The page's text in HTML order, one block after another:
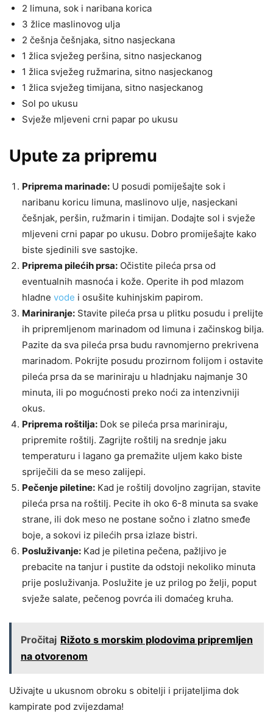
2 limuna, sok i naribana korica
3 žlice maslinovog ulja
2 češnja češnjaka, sitno nasjeckana
1 žlica svježeg peršina, sitno nasjeckanog
1 žlica svježeg ružmarina, sitno nasjeckanog
1 žlica svježeg timijana, sitno nasjeckanog
Sol po ukusu
Svježe mljeveni crni papar po ukusu
Upute za pripremu
Priprema marinade: U posudi pomiješajte sok i
naribanu koricu limuna, maslinovo ulje, nasjeckani
češnjak, peršin, ružmarin i timijan. Dodajte sol i svježe
mljeveni crni papar po ukusu. Dobro promiješajte kako
biste sjedinili sve sastojke.
Priprema pilećih prsa: Očistite pileća prsa od
eventualnih masnoća i kože. Operite ih pod mlazom
hladne vode i osušite kuhinjskim papirom.
Mariniranje: Stavite pileća prsa u plitku posudu i prelijte
ih pripremljenom marinadom od limuna i začinskog bilja.
Pazite da sva pileća prsa budu ravnomjerno prekrivena
marinadom. Pokrijte posudu prozirnom folijom i ostavite
pileća prsa da se mariniraju u hladnjaku najmanje 30
minuta, ili po mogućnosti preko noći za intenzivniji
okus.
Priprema roštilja: Dok se pileća prsa mariniraju,
pripremite roštilj. Zagrijte roštilj na srednje jaku
temperaturu i lagano ga premažite uljem kako biste
spriječili da se meso zalijepi.
Pečenje piletine: Kad je roštilj dovoljno zagrijan, stavite
pileća prsa na roštilj. Pecite ih oko 6-8 minuta sa svake
strane, ili dok meso ne postane sočno i zlatno smeđe
boje, a sokovi iz pilećih prsa izlaze bistri.
Posluživanje: Kad je piletina pečena, pažljivo je
prebacite na tanjur i pustite da odstoji nekoliko minuta
prije posluživanja. Poslužite je uz prilog po želji, poput
svježe salate, pečenog povrća ili domaćeg kruha.
Pročitaj Rižoto s morskim plodovima pripremljen
na otvorenom
Uživajte u ukusnom obroku s obitelji i prijateljima dok
kampirate pod zvijezdama!